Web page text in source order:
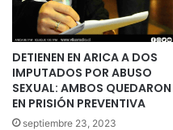
DETIENEN EN ARICA A DOS
IMPUTADOS POR ABUSO
SEXUAL: AMBOS QUEDARON
EN PRISIÓN PREVENTIVA
septiembre 23, 2023